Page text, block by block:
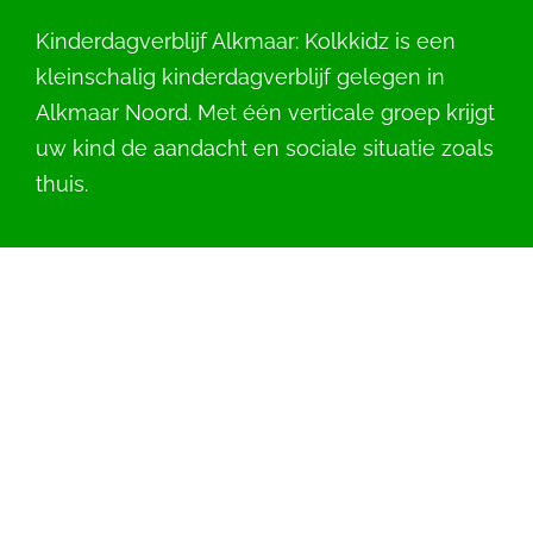
Kinderdagverblijf Alkmaar: Kolkkidz is een
kleinschalig kinderdagverblijf gelegen in
Alkmaar Noord. Met één verticale groep krijgt
uw kind de aandacht en sociale situatie zoals
thuis.